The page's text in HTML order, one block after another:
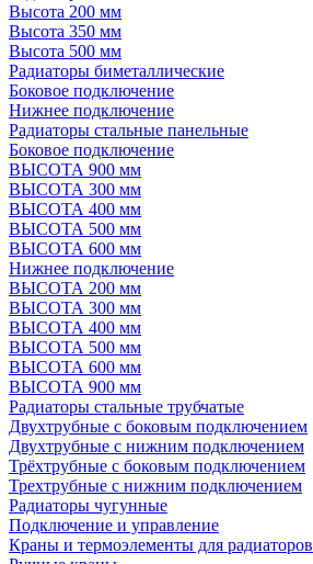
Высота 200 мм
Высота 350 мм
Высота 500 мм
Радиаторы биметаллические
Боковое подключение
Нижнее подключение
Радиаторы стальные панельные
Боковое подключение
ВЫСОТА 900 мм
ВЫСОТА 300 мм
ВЫСОТА 400 мм
ВЫСОТА 500 мм
ВЫСОТА 600 мм
Нижнее подключение
ВЫСОТА 200 мм
ВЫСОТА 300 мм
ВЫСОТА 400 мм
ВЫСОТА 500 мм
ВЫСОТА 600 мм
ВЫСОТА 900 мм
Радиаторы стальные трубчатые
Двухтрубные с боковым подключением
Двухтрубные с нижним подключением
Трёхтрубные с боковым подключением
Трехтрубные с нижним подключением
Радиаторы чугунные
Подключение и управление
Краны и термоэлементы для радиаторов